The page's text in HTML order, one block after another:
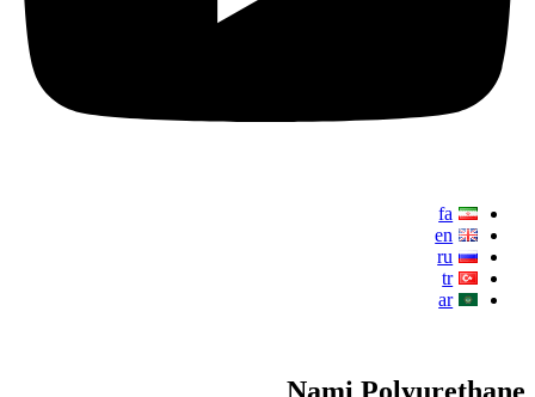
fa
en
ru
tr
ar
Nami Polyurethane